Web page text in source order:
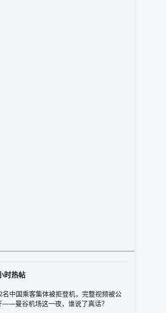
时热帖
名中国乘客集体被拒登机，完整视频被公
——曼谷机场这一夜，谁说了真话？